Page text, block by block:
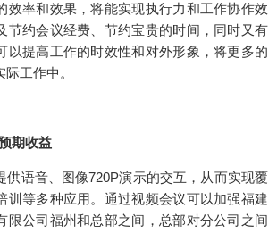
效率和效果，将能实现执行力和工作协作效
节约会议经费、节约宝贵的时间，同时又有
以提高工作的时效性和对外形象，将更多的
工作中。
期收益
供语音、图像720P演示的交互，从而实现覆
训等多种应用。通过视频会议可以加强福建
限公司福州和总部之间，总部对分公司之间